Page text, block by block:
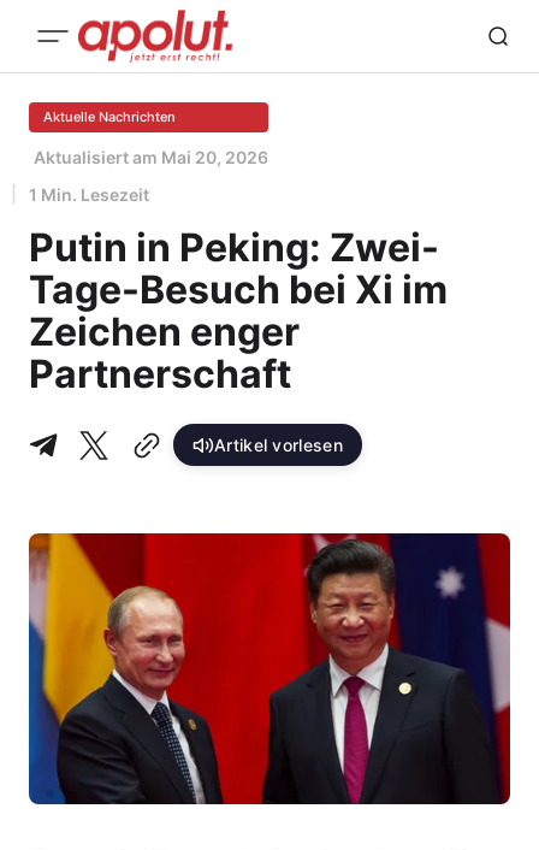
Aktuelle Nachrichten
Aktualisiert am Mai 20, 2026
1 Min. Lesezeit
Putin in Peking: Zwei-
Tage-Besuch bei Xi im
Zeichen enger
Partnerschaft
Artikel vorlesen